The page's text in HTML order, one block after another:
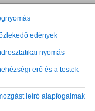
edények
nyomás
erő és a testek
leíró alapfogalmak